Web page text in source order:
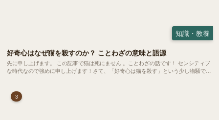
知識・教養
好奇心はなぜ猫を殺すのか？ ことわざの意味と語源
先に申し上げます。 この記事で猫は死にません 。ことわざの話です！ センシティブ
な時代なので強めに申し上げます！さて、「好奇心は猫を殺す」という少し物騒で、
3